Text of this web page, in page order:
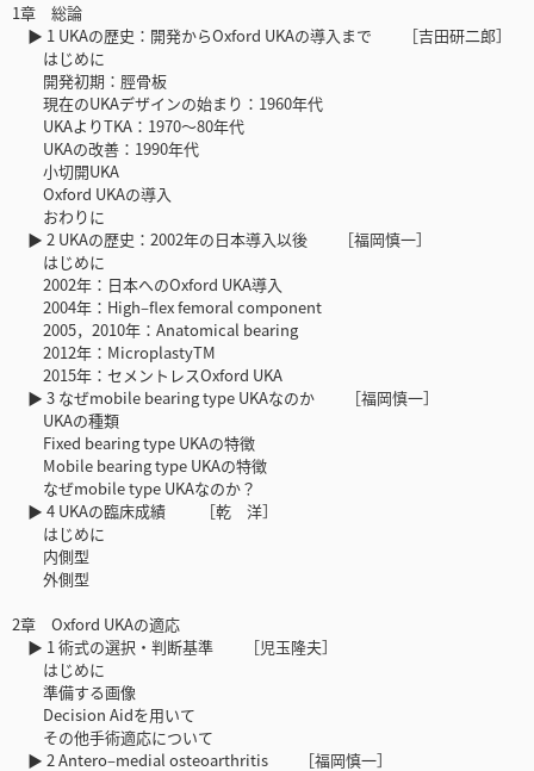
1章 総論
▶ 1 UKAの歴史：開発からOxford UKAの導入まで ［吉田研二郎］
はじめに
開発初期：脛骨板
現在のUKAデザインの始まり：1960年代
UKAよりTKA：1970～80年代
UKAの改善：1990年代
小切開UKA
Oxford UKAの導入
おわりに
▶ 2 UKAの歴史：2002年の日本導入以後 ［福岡慎一］
はじめに
2002年：日本へのOxford UKA導入
2004年：High‒flex femoral component
2005，2010年：Anatomical bearing
2012年：MicroplastyTM
2015年：セメントレスOxford UKA
▶ 3 なぜmobile bearing type UKAなのか ［福岡慎一］
UKAの種類
Fixed bearing type UKAの特徴
Mobile bearing type UKAの特徴
なぜmobile type UKAなのか？
▶ 4 UKAの臨床成績 ［乾 洋］
はじめに
内側型
外側型
2章 Oxford UKAの適応
▶ 1 術式の選択・判断基準 ［児玉隆夫］
はじめに
準備する画像
Decision Aidを用いて
その他手術適応について
▶ 2 Antero‒medial osteoarthritis ［福岡慎一］